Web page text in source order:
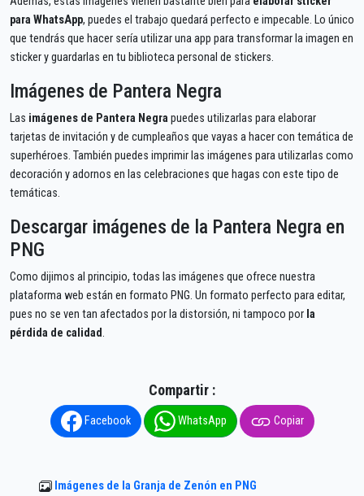
para WhatsApp, puedes el trabajo quedará perfecto e impecable. Lo único
que tendrás que hacer sería utilizar una app para transformar la imagen en
sticker y guardarlas en tu biblioteca personal de stickers.
Imágenes de Pantera Negra
Las imágenes de Pantera Negra puedes utilizarlas para elaborar
tarjetas de invitación y de cumpleaños que vayas a hacer con temática de
superhéroes. También puedes imprimir las imágenes para utilizarlas como
decoración y adornos en las celebraciones que hagas con este tipo de
temáticas.
Descargar imágenes de la Pantera Negra en
PNG
Como dijimos al principio, todas las imágenes que ofrece nuestra
plataforma web están en formato PNG. Un formato perfecto para editar,
pues no se ven tan afectados por la distorsión, ni tampoco por la
pérdida de calidad.
Compartir :
Facebook WhatsApp Copiar
Imágenes de la Granja de Zenón en PNG